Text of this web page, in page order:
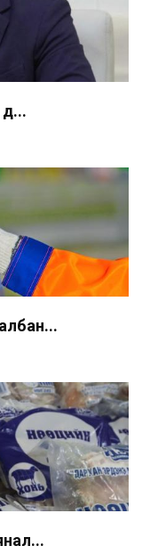
д...